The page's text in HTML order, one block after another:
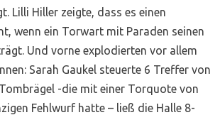
Lilli Hiller zeigte, dass es einen
wenn ein Torwart mit Paraden seinen
Und vorne explodierten vor allem
Sarah Gaukel steuerte 6 Treffer von
-die mit einer Torquote von
Fehlwurf hatte – ließ die Halle 8-